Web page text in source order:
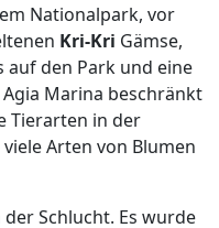
Nationalpark, vor
Kri-Kri Gämse,
den Park und eine
Marina beschränkt
Tierarten in der
Arten von Blumen
Schlucht. Es wurde